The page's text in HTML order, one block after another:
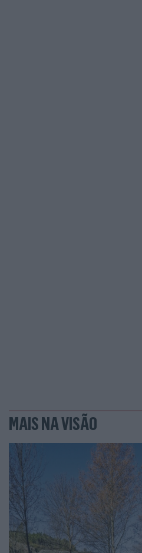
MAIS NA VISÃO